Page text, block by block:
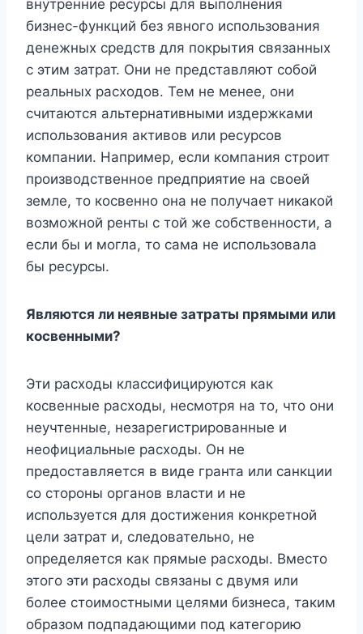
внутренние ресурсы для выполнения
бизнес-функций без явного использования
денежных средств для покрытия связанных
с этим затрат. Они не представляют собой
реальных расходов. Тем не менее, они
считаются альтернативными издержками
использования активов или ресурсов
компании. Например, если компания строит
производственное предприятие на своей
земле, то косвенно она не получает никакой
возможной ренты с той же собственности, а
если бы и могла, то сама не использовала
бы ресурсы.
Являются ли неявные затраты прямыми или
косвенными?
Эти расходы классифицируются как
косвенные расходы, несмотря на то, что они
неучтенные, незарегистрированные и
неофициальные расходы. Он не
предоставляется в виде гранта или санкции
со стороны органов власти и не
используется для достижения конкретной
цели затрат и, следовательно, не
определяется как прямые расходы. Вместо
этого эти расходы связаны с двумя или
более стоимостными целями бизнеса, таким
образом подпадающими под категорию